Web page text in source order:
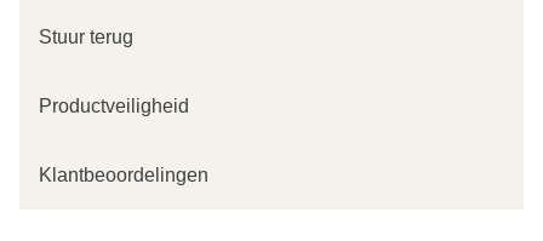
Stuur terug
Productveiligheid
Klantbeoordelingen